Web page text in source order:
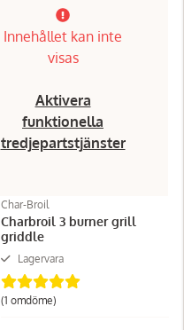
Innehållet kan inte
visas
Aktivera
funktionella
tredjepartstjänster
Char-Broil
Charbroil 3 burner grill
griddle
Lagervara
(1 omdöme)